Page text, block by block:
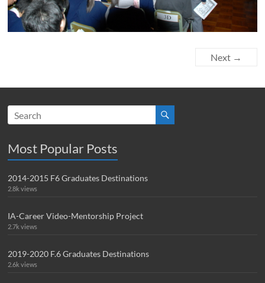
Next →
Most Popular Posts
2014-2015 F6 Graduates Destinations
2.8k views
IA-Career Video-Mentorship Project
2.7k views
2019-2020 F.6 Graduates Destinations
2.6k views